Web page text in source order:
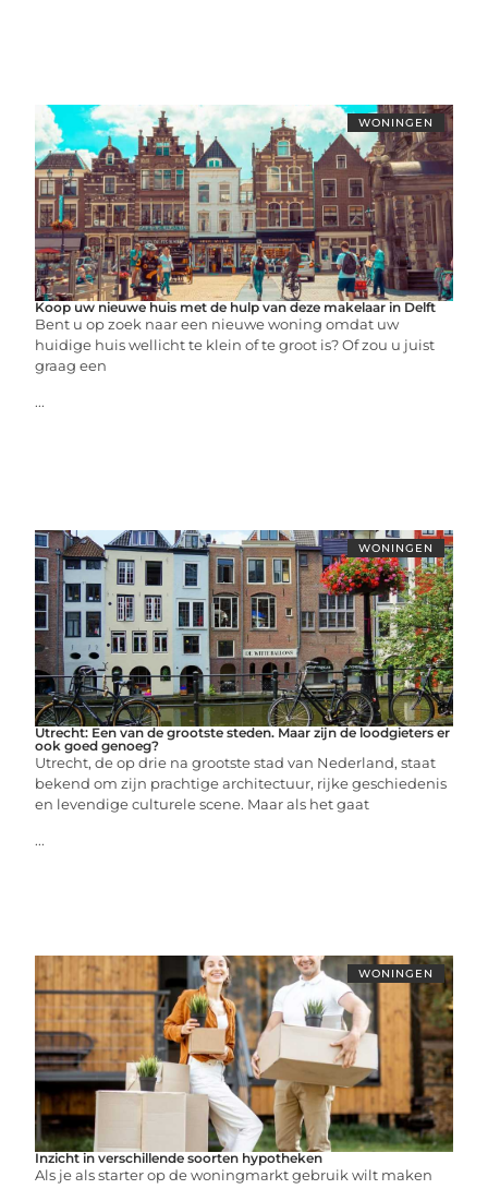
WONINGEN
Koop uw nieuwe huis met de hulp van deze makelaar in Delft
Bent u op zoek naar een nieuwe woning omdat uw
huidige huis wellicht te klein of te groot is? Of zou u juist
graag een
...
WONINGEN
Utrecht: Een van de grootste steden. Maar zijn de loodgieters er
ook goed genoeg?
Utrecht, de op drie na grootste stad van Nederland, staat
bekend om zijn prachtige architectuur, rijke geschiedenis
en levendige culturele scene. Maar als het gaat
...
WONINGEN
Inzicht in verschillende soorten hypotheken
Als je als starter op de woningmarkt gebruik wilt maken